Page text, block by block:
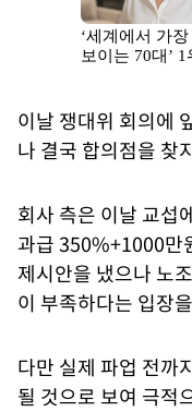
이날 쟁대위 회의에
나 결국 합의점을 찾
회사 측은 이날 교섭
과급 350%+1000만
제시안을 냈으나 노
이 부족하다는 입장
다만 실제 파업 전까
될 것으로 보여 극적